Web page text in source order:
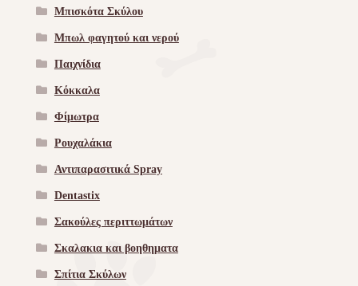
Μπισκότα Σκύλου
Μπωλ φαγητού και νερού
Παιχνίδια
Κόκκαλα
Φίμωτρα
Ρουχαλάκια
Αντιπαρασιτικά Spray
Dentastix
Σακούλες περιττωμάτων
Σκαλακια και βοηθηματα
Σπίτια Σκύλων